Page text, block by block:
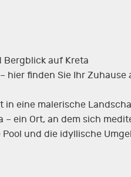
Bergblick auf Kreta
hier finden Sie Ihr Zuhause
eine malerische
ein Ort, an dem sich
und die idyllische